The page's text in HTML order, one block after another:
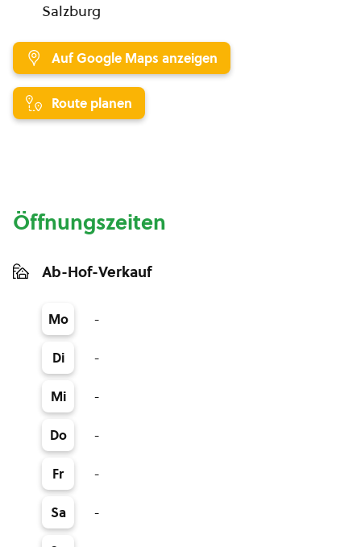
Salzburg
Auf Google Maps anzeigen
Route planen
Öffnungszeiten
Ab-Hof-Verkauf
Mo -
Di -
Mi -
Do -
Fr -
Sa -